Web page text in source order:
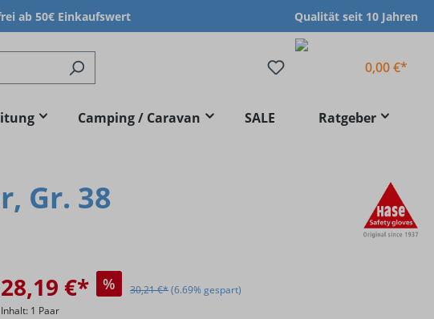
ab 50€ Einkaufswert Qualität seit 10 Jahren
0,00 €*
Camping / Caravan SALE Ratgeber
Gr. 38
28,19 €* % 30,21 €*(6.69% gespart)
Inhalt: 1 Paar